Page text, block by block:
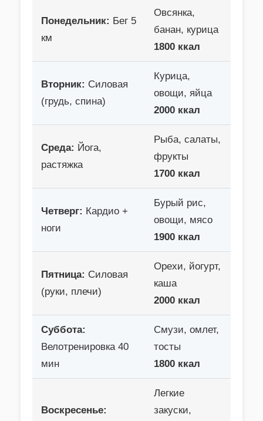
Понедельник: Бег 5
км
Овсянка,
банан, курица
1800 ккал
Вторник: Силовая
(грудь, спина)
Курица,
овощи, яйца
2000 ккал
Среда: Йога,
растяжка
Рыба, салаты,
фрукты
1700 ккал
Четверг: Кардио +
ноги
Бурый рис,
овощи, мясо
1900 ккал
Пятница: Силовая
(руки, плечи)
Орехи, йогурт,
каша
2000 ккал
Суббота:
Велотренировка 40
мин
Смузи, омлет,
тосты
1800 ккал
Воскресенье:
Легкие
закуски,